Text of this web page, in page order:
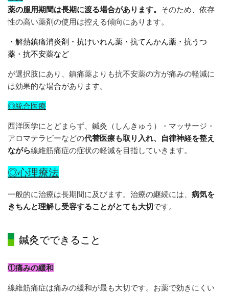
薬の服用期間は長期に渡る場合があります。 そのため、依存
性の高い薬剤の使用は控える傾向にあります。
・解熱鎮痛消炎剤・抗けいれん薬・抗てんかん薬・抗うつ
薬・抗不安薬など
が選択肢にあり、鎮痛薬よりも抗不安薬の方が痛みの軽減に
は効果的な場合があります。
◎統合医療
西洋医学にとどまらず、鍼灸（しんきゅう）・マッサージ・
アロマテラピーなどの代替医療も取り入れ、自律神経を整え
ながら線維筋痛症の症状の軽減を目指していきます。
◎心理療法
一般的に治療は長期間に及びます。治療の継続には、 病気を
きちんと理解し受容することがとても大切です。
鍼灸でできること
①痛みの緩和
線維筋痛症は痛みの緩和が最も大切です。お薬で効きにくい